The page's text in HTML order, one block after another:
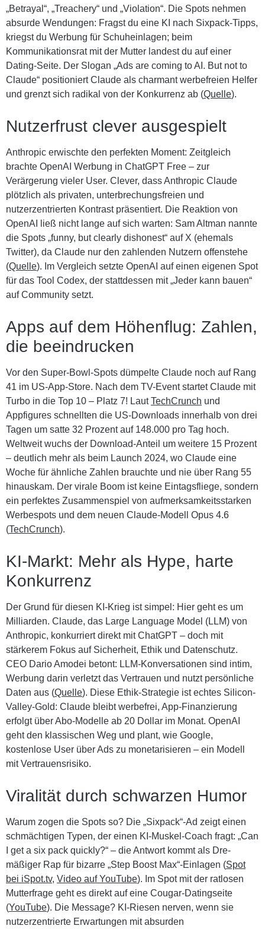
„Betrayal“, „Treachery“ und „Violation“. Die Spots nehmen
absurde Wendungen: Fragst du eine KI nach Sixpack-Tipps,
kriegst du Werbung für Schuheinlagen; beim
Kommunikationsrat mit der Mutter landest du auf einer
Dating-Seite. Der Slogan „Ads are coming to AI. But not to
Claude“ positioniert Claude als charmant werbefreien Helfer
und grenzt sich radikal von der Konkurrenz ab (Quelle).
Nutzerfrust clever ausgespielt
Anthropic erwischte den perfekten Moment: Zeitgleich
brachte OpenAI Werbung in ChatGPT Free – zur
Verärgerung vieler User. Clever, dass Anthropic Claude
plötzlich als privaten, unterbrechungsfreien und
nutzerzentrierten Kontrast präsentiert. Die Reaktion von
OpenAI ließ nicht lange auf sich warten: Sam Altman nannte
die Spots „funny, but clearly dishonest“ auf X (ehemals
Twitter), da Claude nur den zahlenden Nutzern offenstehe
(Quelle). Im Vergleich setzte OpenAI auf einen eigenen Spot
für das Tool Codex, der stattdessen mit „Jeder kann bauen“
auf Community setzt.
Apps auf dem Höhenflug: Zahlen,
die beeindrucken
Vor den Super-Bowl-Spots dümpelte Claude noch auf Rang
41 im US-App-Store. Nach dem TV-Event startet Claude mit
Turbo in die Top 10 – Platz 7! LautTechCrunch und
Appfigures schnellten die US-Downloads innerhalb von drei
Tagen um satte 32 Prozent auf 148.000 pro Tag hoch.
Weltweit wuchs der Download-Anteil um weitere 15 Prozent
– deutlich mehr als beim Launch 2024, wo Claude eine
Woche für ähnliche Zahlen brauchte und nie über Rang 55
hinauskam. Der virale Boom ist keine Eintagsfliege, sondern
ein perfektes Zusammenspiel von aufmerksamkeitsstarken
Werbespots und dem neuen Claude-Modell Opus 4.6
(TechCrunch).
KI-Markt: Mehr als Hype, harte
Konkurrenz
Der Grund für diesen KI-Krieg ist simpel: Hier geht es um
Milliarden. Claude, das Large Language Model (LLM) von
Anthropic, konkurriert direkt mit ChatGPT – doch mit
stärkerem Fokus auf Sicherheit, Ethik und Datenschutz.
CEO Dario Amodei betont: LLM-Konversationen sind intim,
Werbung darin verletzt das Vertrauen und nutzt persönliche
Daten aus (Quelle). Diese Ethik-Strategie ist echtes Silicon-
Valley-Gold: Claude bleibt werbefrei, App-Finanzierung
erfolgt über Abo-Modelle ab 20 Dollar im Monat. OpenAI
geht den klassischen Weg und plant, wie Google,
kostenlose User über Ads zu monetarisieren – ein Modell
mit Vertrauensrisiko.
Viralität durch schwarzen Humor
Warum zogen die Spots so? Die „Sixpack“-Ad zeigt einen
schmächtigen Typen, der einen KI-Muskel-Coach fragt: „Can
I get a six pack quickly?“ – die Antwort kommt als Dre-
mäßiger Rap für bizarre „Step Boost Max“-Einlagen (Spot
bei iSpot.tv, Video auf YouTube). Im Spot mit der ratlosen
Mutterfrage geht es direkt auf eine Cougar-Datingseite
(YouTube). Die Message? KI-Riesen nerven, wenn sie
nutzerzentrierte Erwartungen mit absurden